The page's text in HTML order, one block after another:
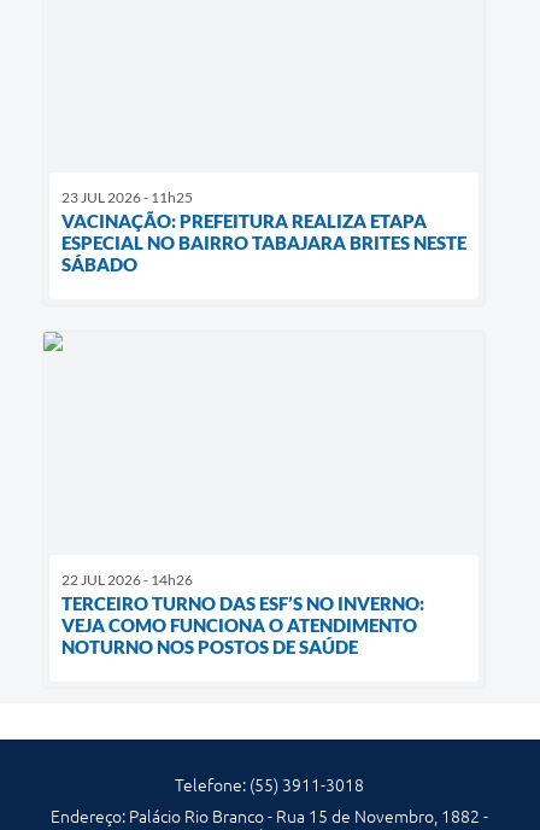
23 JUL 2026 - 11h25
VACINAÇÃO: PREFEITURA REALIZA ETAPA
ESPECIAL NO BAIRRO TABAJARA BRITES NESTE
SÁBADO
22 JUL 2026 - 14h26
TERCEIRO TURNO DAS ESF’S NO INVERNO:
VEJA COMO FUNCIONA O ATENDIMENTO
NOTURNO NOS POSTOS DE SAÚDE
Telefone: (55) 3911-3018
Endereço: Palácio Rio Branco - Rua 15 de Novembro, 1882 -